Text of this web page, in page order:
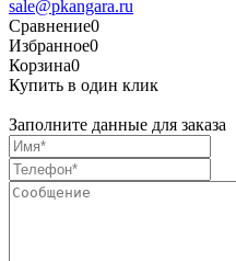
sale@pkangara.ru
Сравнение0
Избранное0
Корзина0
Купить в один клик
Заполните данные для заказа